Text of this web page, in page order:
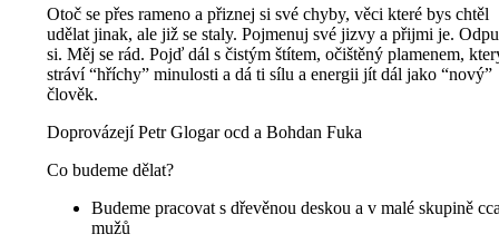
Otoč se přes rameno a přiznej si své chyby, věci které bys chtěl
udělat jinak, ale již se staly. Pojmenuj své jizvy a přijmi je.
si. Měj se rád. Pojď dál s čistým štítem, očištěný plamenem,
stráví “hříchy” minulosti a dá ti sílu a energii jít dál jako “nový”
člověk.
DoprovázejíPetr Glogar ocd a Bohdan Fuka
Co budeme dělat?
Budeme pracovat s dřevěnou deskou a v malé skupině
mužů